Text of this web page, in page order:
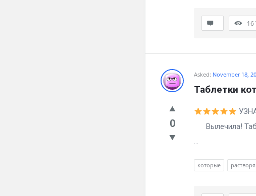
16
Asked: November 18,
Таблетки
0
Вылечила!
...
которые